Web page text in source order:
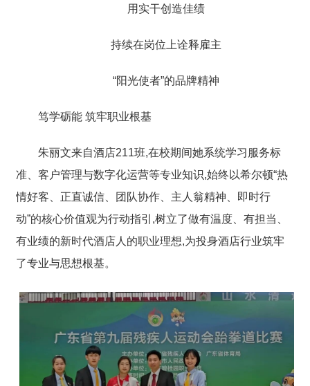
用实干创造佳绩
持续在岗位上诠释雇主
“阳光使者”的品牌精神
笃学砺能 筑牢职业根基
朱丽文来自酒店211班,在校期间她系统学习服务标
准、客户管理与数字化运营等专业知识,始终以希尔顿“热
情好客、正直诚信、团队协作、主人翁精神、即时行
动”的核心价值观为行动指引,树立了做有温度、有担当、
有业绩的新时代酒店人 的职业理想,为投身酒店行业筑牢
了专业与思想根基。